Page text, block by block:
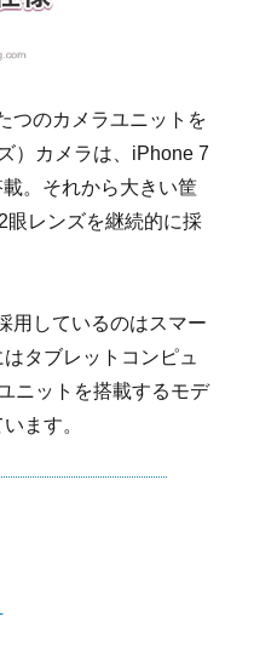
つのカメラユニットを
）カメラは、iPhone 7
。それから大きい筐
眼レンズを継続的に採
用しているのはスマー
タブレットコンピュ
ニットを搭載するモデ
ます。